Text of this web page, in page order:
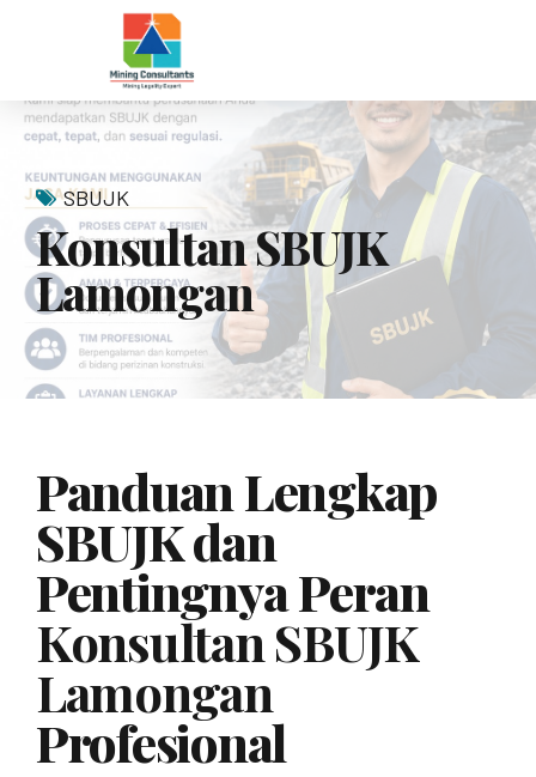
SBUJK
Konsultan SBUJK
Lamongan
Panduan Lengkap
SBUJK dan
Pentingnya Peran
Konsultan SBUJK
Lamongan
Profesional